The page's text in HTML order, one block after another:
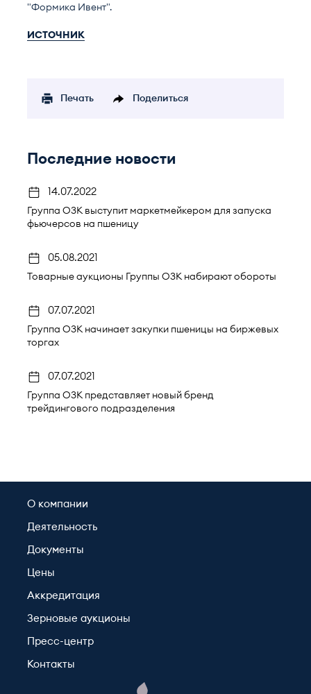
"Формика Ивент".
ИСТОЧНИК
Печать Поделиться
Последние новости
14.07.2022
Группа ОЗК выступит маркетмейкером для запуска
фьючерсов на пшеницу
05.08.2021
Товарные аукционы Группы ОЗК набирают обороты
07.07.2021
Группа ОЗК начинает закупки пшеницы на биржевых
торгах
07.07.2021
Группа ОЗК представляет новый бренд
трейдингового подразделения
О компании
Деятельность
Документы
Цены
Аккредитация
Зерновые аукционы
Пресс-центр
Контакты